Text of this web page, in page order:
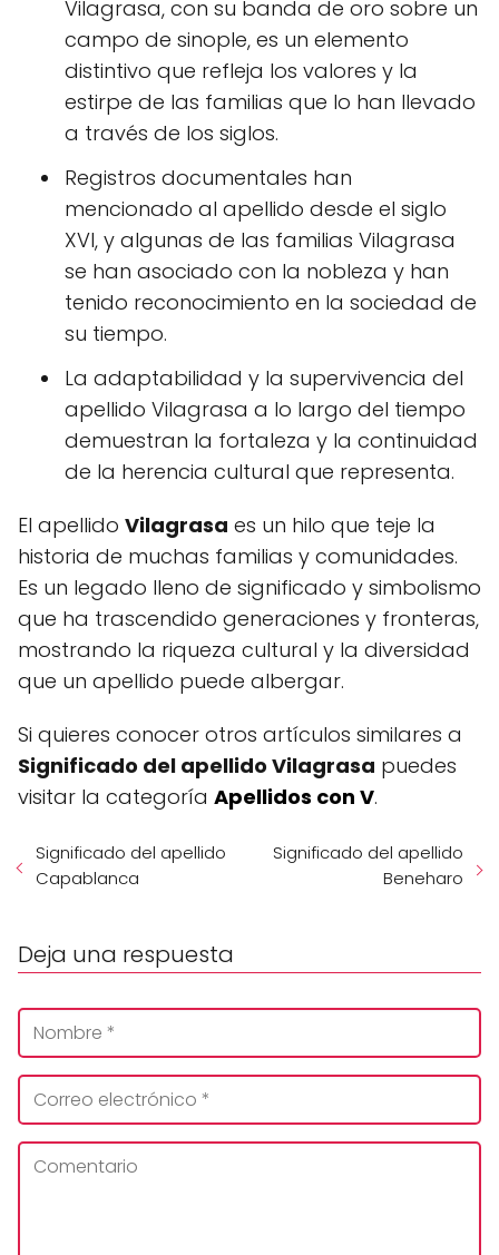
Vilagrasa, con su banda de oro sobre un
campo de sinople, es un elemento
distintivo que refleja los valores y la
estirpe de las familias que lo han llevado
a través de los siglos.
Registros documentales han
mencionado al apellido desde el siglo
XVI, y algunas de las familias Vilagrasa
se han asociado con la nobleza y han
tenido reconocimiento en la sociedad de
su tiempo.
La adaptabilidad y la supervivencia del
apellido Vilagrasa a lo largo del tiempo
demuestran la fortaleza y la continuidad
de la herencia cultural que representa.
El apellido Vilagrasa es un hilo que teje la
historia de muchas familias y comunidades.
Es un legado lleno de significado y simbolismo
que ha trascendido generaciones y fronteras,
mostrando la riqueza cultural y la diversidad
que un apellido puede albergar.
Si quieres conocer otros artículos similares a
Significado del apellido Vilagrasa puedes
visitar la categoría Apellidos con V.
Significado del apellido
Capablanca
Significado del apellido
Beneharo
Deja una respuesta